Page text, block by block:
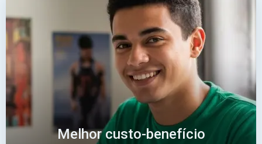
Melhor custo-benefício